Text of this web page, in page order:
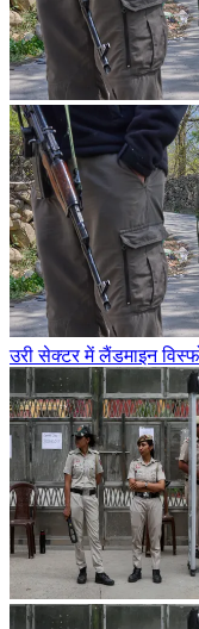
उरी सेक्टर में लैंडमाइन